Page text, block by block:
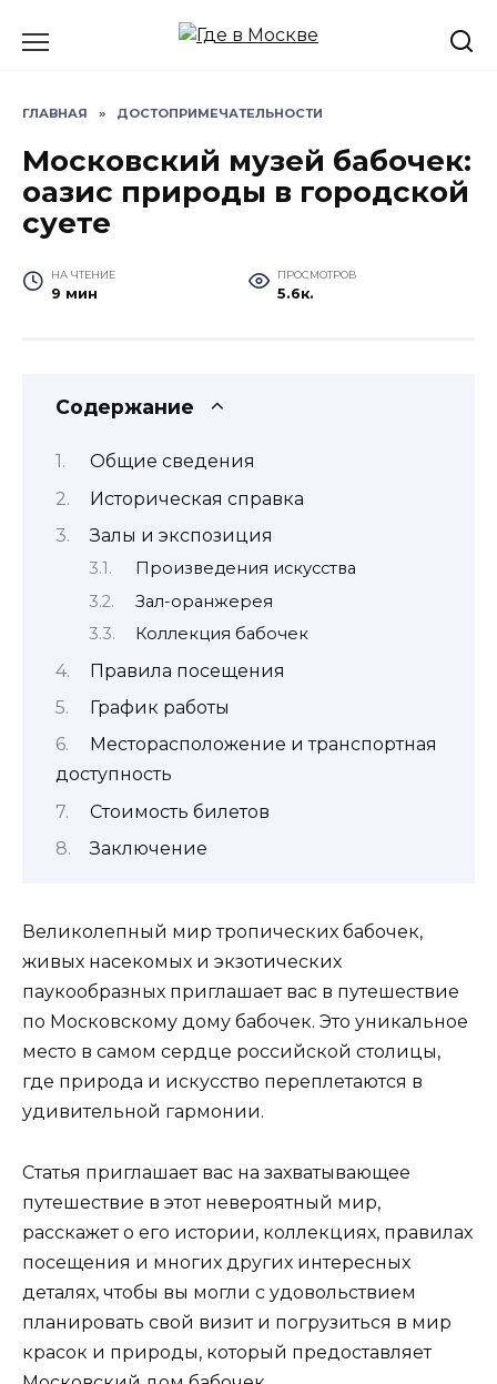
ГЛАВНАЯ » ДОСТОПРИМЕЧАТЕЛЬНОСТИ
Московский музей бабочек:
оазис природы в городской
суете
НА ЧТЕНИЕ
9 мин
ПРОСМОТРОВ
5.6к.
Содержание
Общие сведения
Историческая справка
Залы и экспозиция
Произведения искусства
Зал-оранжерея
Коллекция бабочек
Правила посещения
График работы
Месторасположение и транспортная
доступность
Стоимость билетов
Заключение
Великолепный мир тропических бабочек,
живых насекомых и экзотических
паукообразных приглашает вас в путешествие
по Московскому дому бабочек. Это уникальное
место в самом сердце российской столицы,
где природа и искусство переплетаются в
удивительной гармонии.
Статья приглашает вас на захватывающее
путешествие в этот невероятный мир,
расскажет о его истории, коллекциях, правилах
посещения и многих других интересных
деталях, чтобы вы могли с удовольствием
планировать свой визит и погрузиться в мир
красок и природы, который предоставляет